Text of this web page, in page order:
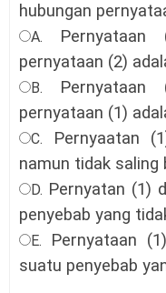
hubungan
A.
pernyataan (2)
B.
pernyataan (1)
C.
Pernyaatan
namun tidak saling
D. Pernyatan (1)
penyebab yang
E.
Pernyataan
suatu penyebab